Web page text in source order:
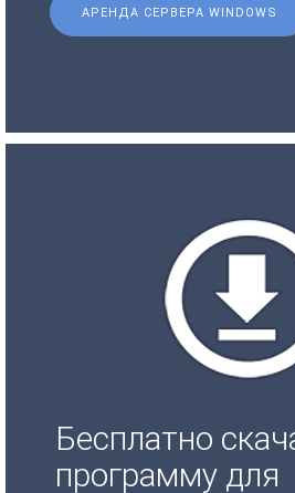
АРЕНДА СЕРВЕРА WINDOWS
Бесплатно
программу для